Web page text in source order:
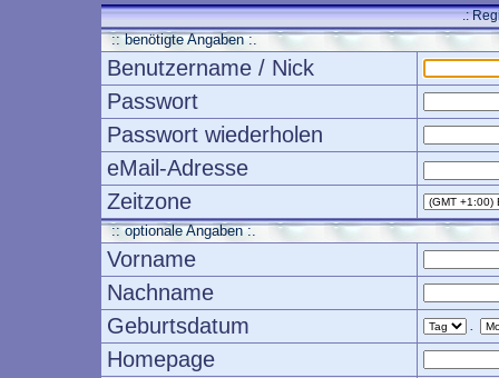
.:
:: benötigte Angaben :.
Benutzername / Nick
Passwort
Passwort wiederholen
eMail-Adresse
Zeitzone
:: optionale Angaben :.
Vorname
Nachname
Geburtsdatum
Homepage